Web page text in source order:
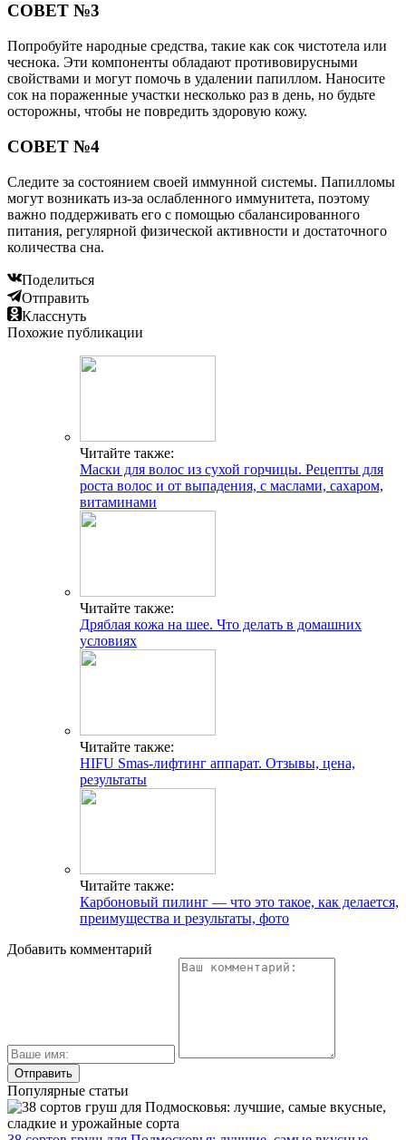
СОВЕТ №3
Попробуйте народные средства, такие как сок чистотела или
чеснока. Эти компоненты обладают противовирусными
свойствами и могут помочь в удалении папиллом. Наносите
сок на пораженные участки несколько раз в день, но будьте
осторожны, чтобы не повредить здоровую кожу.
СОВЕТ №4
Следите за состоянием своей иммунной системы. Папилломы
могут возникать из-за ослабленного иммунитета, поэтому
важно поддерживать его с помощью сбалансированного
питания, регулярной физической активности и достаточного
количества сна.
Поделиться
Отправить
Класснуть
Похожие публикации
Читайте также:
Маски для волос из сухой горчицы. Рецепты для
роста волос и от выпадения, с маслами, сахаром,
витаминами
Читайте также:
Дряблая кожа на шее. Что делать в домашних
условиях
Читайте также:
HIFU Smas-лифтинг аппарат. Отзывы, цена,
результаты
Читайте также:
Карбоновый пилинг — что это такое, как делается,
преимущества и результаты, фото
Добавить комментарий
Популярные статьи